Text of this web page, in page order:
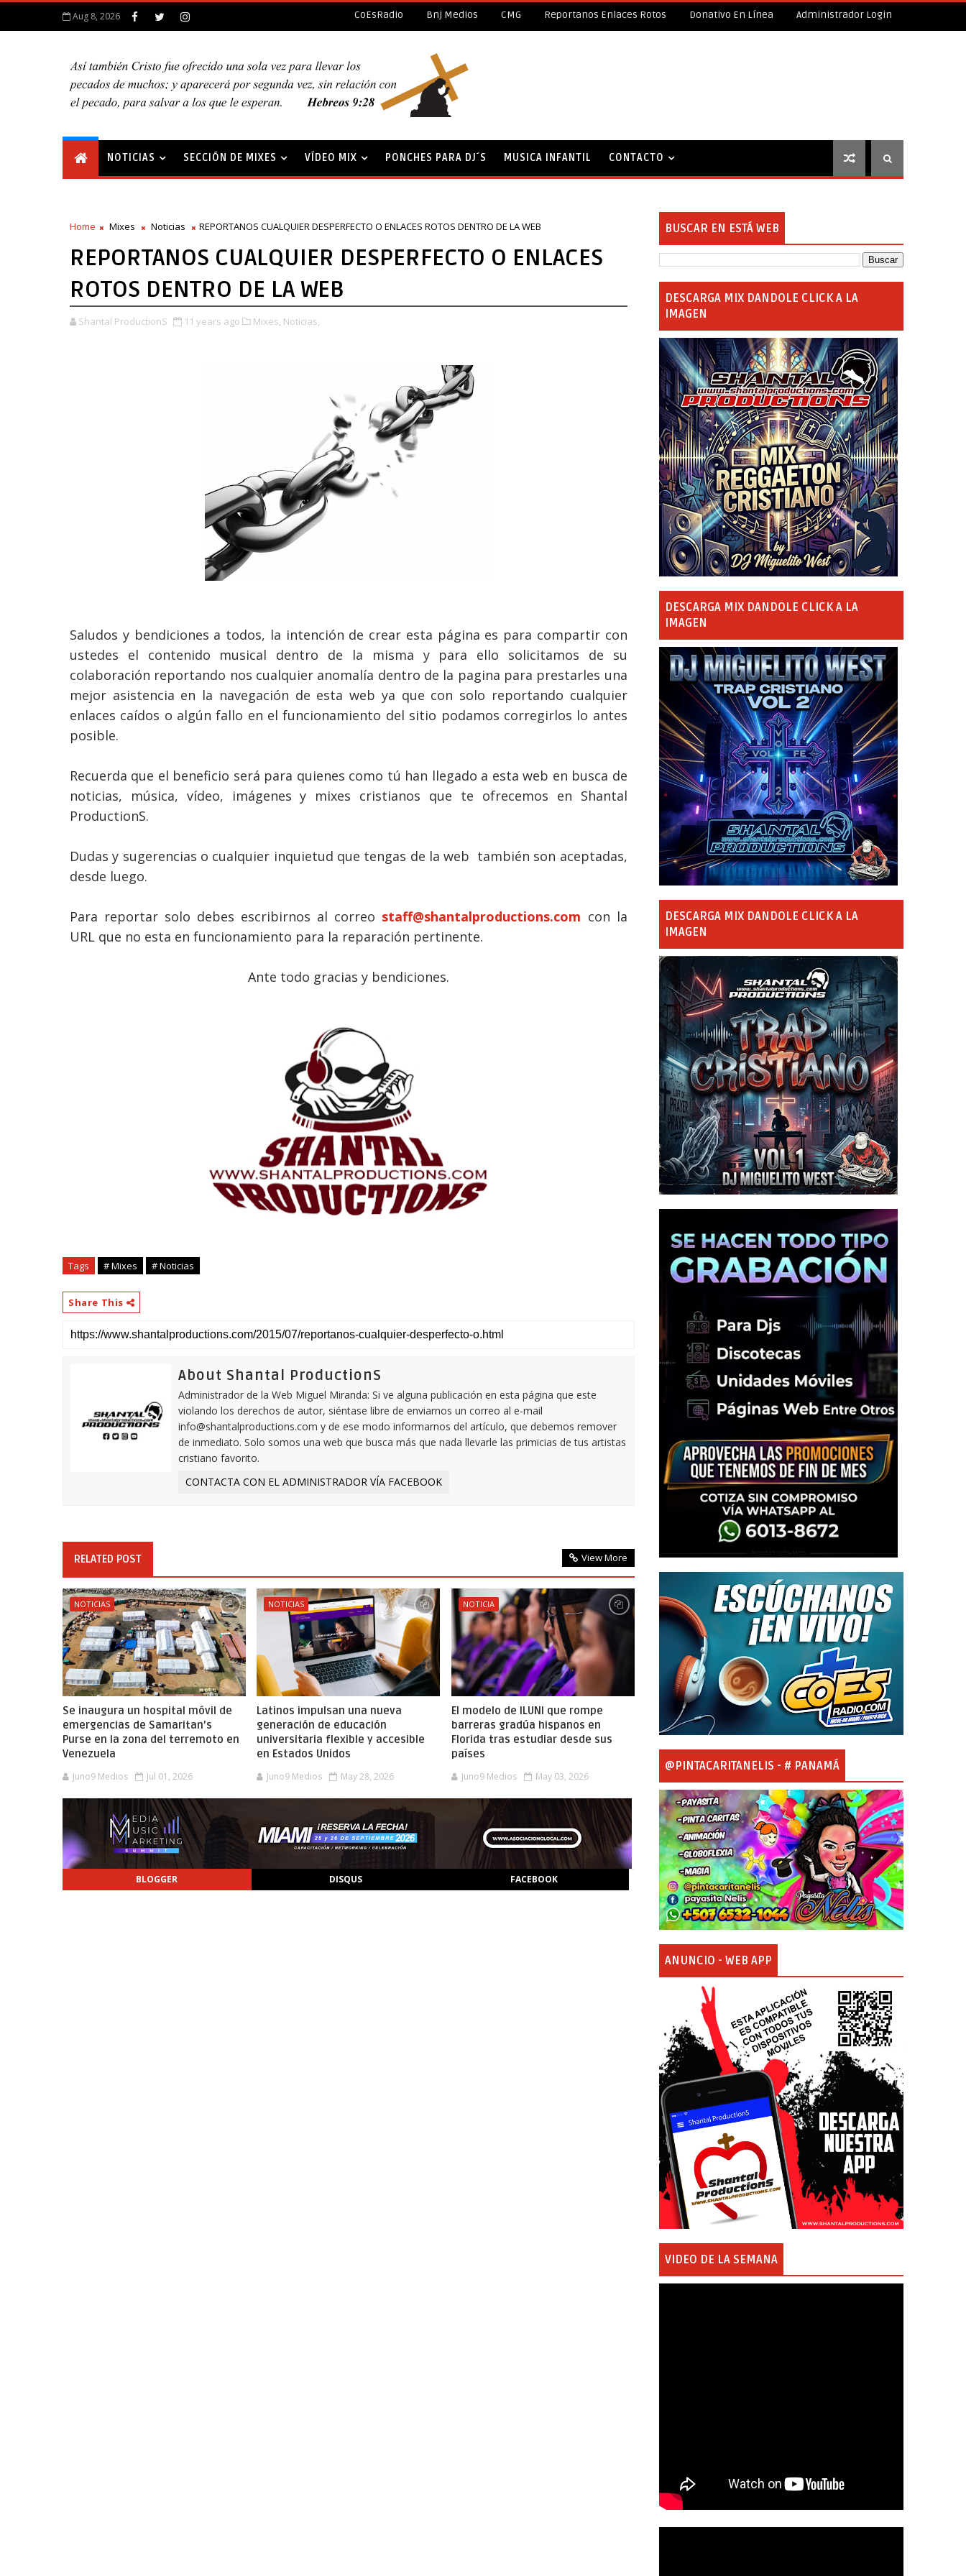
Aug 8, 2026 CoEsRadio Bnj Medios CMG Reportanos Enlaces Rotos Donativo En Línea Administrador Login
NOTICIAS SECCIÓN DE MIXES VÍDEO MIX PONCHES PARA DJ´S MUSICA INFANTIL CONTACTO
Home Mixes Noticias REPORTANOS CUALQUIER DESPERFECTO O ENLACES ROTOS DENTRO DE LA WEB
REPORTANOS CUALQUIER DESPERFECTO O ENLACES
ROTOS DENTRO DE LA WEB
Shantal ProductionS 11 years ago Mixes, Noticias,
Saludos y bendiciones a todos, la intención de crear esta página es para compartir con
ustedes el contenido musical dentro de la misma y para ello solicitamos de su
colaboración reportando nos cualquier anomalía dentro de la pagina para prestarles una
mejor asistencia en la navegación de esta web ya que con solo reportando cualquier
enlaces caídos o algún fallo en el funcionamiento del sitio podamos corregirlos lo antes
posible.
Recuerda que el beneficio será para quienes como tú han llegado a esta web en busca de
noticias, música, vídeo, imágenes y mixes cristianos que te ofrecemos en Shantal
ProductionS.
Dudas y sugerencias o cualquier inquietud que tengas de la web también son aceptadas,
desde luego.
Para reportar solo debes escribirnos al correo staff@shantalproductions.com con la
URL que no esta en funcionamiento para la reparación pertinente.
Ante todo gracias y bendiciones.
Tags # Mixes # Noticias
Share This
About Shantal ProductionS
Administrador de la Web Miguel Miranda: Si ve alguna publicación en esta página que este
violando los derechos de autor, siéntase libre de enviarnos un correo al e-mail
info@shantalproductions.com y de ese modo informarnos del artículo, que debemos remover
de inmediato. Solo somos una web que busca más que nada llevarle las primicias de tus artistas
cristiano favorito.
CONTACTA CON EL ADMINISTRADOR VÍA FACEBOOK
RELATED POST View More
NOTICIAS
Se inaugura un hospital móvil de
emergencias de Samaritan’s
Purse en la zona del terremoto en
Venezuela
Juno9 Medios Jul 01, 2026
NOTICIAS
Latinos impulsan una nueva
generación de educación
universitaria flexible y accesible
en Estados Unidos
Juno9 Medios May 28, 2026
NOTICIA
El modelo de ILUNI que rompe
barreras gradúa hispanos en
Florida tras estudiar desde sus
países
Juno9 Medios May 03, 2026
BLOGGER DISQUS FACEBOOK
BUSCAR EN ESTÁ WEB
DESCARGA MIX DANDOLE CLICK A LA
IMAGEN
DESCARGA MIX DANDOLE CLICK A LA
IMAGEN
DESCARGA MIX DANDOLE CLICK A LA
IMAGEN
@PINTACARITANELIS - # PANAMÁ
ANUNCIO - WEB APP
VIDEO DE LA SEMANA